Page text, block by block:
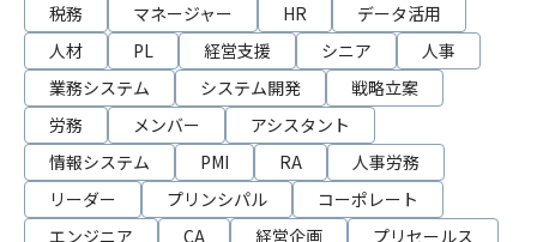
税務
マネージャー HR
データ活用
人材
PL 経営支援 シニア
人事
業務システム
システム開発
戦略立案
労務
メンバー
アシスタント
情報システム
PMI RA
人事労務
リーダー
プリンシパル
コーポレート
エンジニア
CA 経営企画
プリセールス